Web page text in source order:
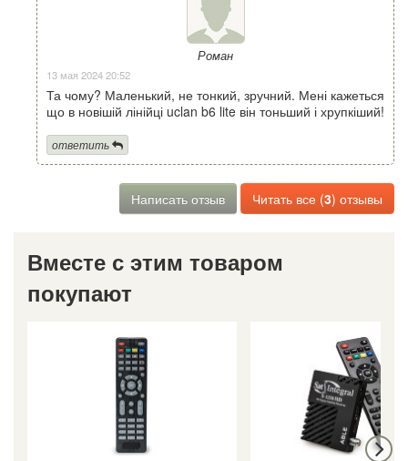
Роман
13 мая 2024 20:52
Та чому? Маленький, не тонкий, зручний. Мені кажеться
що в новішій лінійці uclan b6 lite він тоньший і хрупкіший!
ответить
Написать отзыв Читать все (3) отзывы
Вместе с этим товаром
покупают